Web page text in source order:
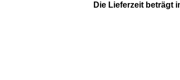
Die Lieferzeit beträgt